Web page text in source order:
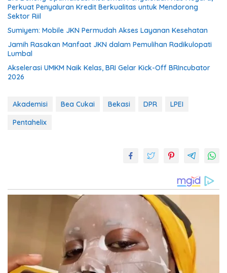
Perkuat Penyaluran Kredit Berkualitas untuk Mendorong
Sektor Riil
Sumiyem: Mobile JKN Permudah Akses Layanan Kesehatan
Jamih Rasakan Manfaat JKN dalam Pemulihan Radikulopati
Lumbal
Akselerasi UMKM Naik Kelas, BRI Gelar Kick-Off BRIncubator
2026
Akademisi Bea Cukai Bekasi DPR
LPEI
Pentahelix